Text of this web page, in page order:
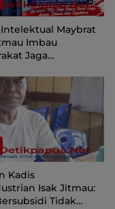
Maybrat
Imbau
Jaga
RI
Kadis
Isak Jitmau:
Tidak